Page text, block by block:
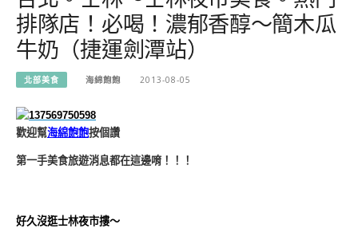
排隊店！必喝！濃郁香醇～簡木瓜
牛奶（捷運劍潭站）
北部美食 海綿飽飽 2013-08-05
歡迎幫海綿飽飽按個讚
第一手美食旅遊消息都在這邊唷！！！
好久沒逛士林夜市摟～